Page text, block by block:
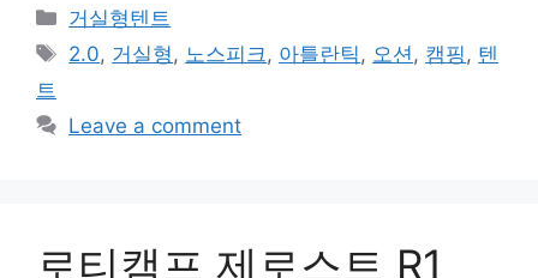
Categories
거실형텐트
Tags
2.0, 거실형, 노스피크, 아틀란틱, 오션, 캠핑, 텐
트
Leave a comment
로티캠프 제로스트 R1